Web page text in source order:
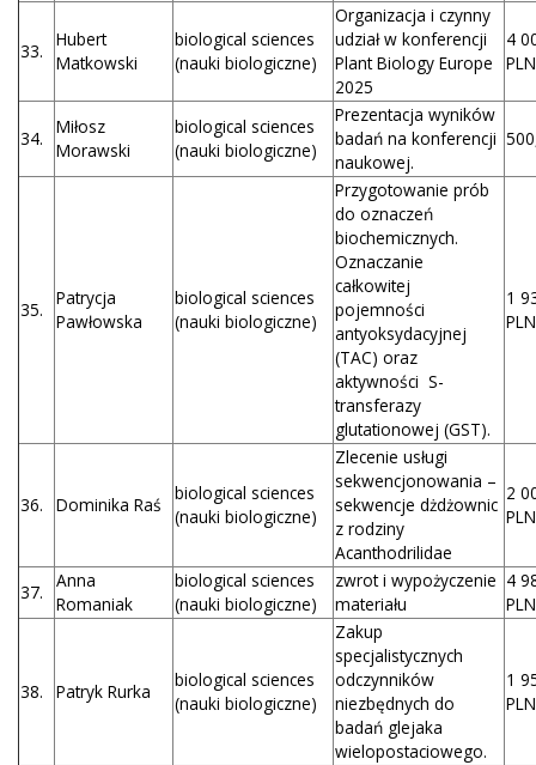
33.
Hubert
Matkowski
biological sciences
(nauki biologiczne)
Organizacja i czynny
udział w konferencji
Plant Biology Europe
2025
4
PLN
34.
Miłosz
Morawski
biological sciences
(nauki biologiczne)
Prezentacja wyników
badań na konferencji
naukowej.
35.
Patrycja
Pawłowska
biological sciences
(nauki biologiczne)
Przygotowanie prób
do oznaczeń
biochemicznych.
Oznaczanie
całkowitej
pojemności
antyoksydacyjnej
(TAC) oraz
aktywności S-
transferazy
glutationowej (GST).
1
PLN
36. Dominika Raś
biological sciences
(nauki biologiczne)
Zlecenie usługi
sekwencjonowania –
sekwencje dżdżownic
z rodziny
Acanthodrilidae
2
PLN
37.
Anna
Romaniak
biological sciences
(nauki biologiczne)
zwrot i wypożyczenie
materiału
4
PLN
38. Patryk Rurka
biological sciences
(nauki biologiczne)
Zakup
specjalistycznych
odczynników
niezbędnych do
badań glejaka
wielopostaciowego.
1
PLN